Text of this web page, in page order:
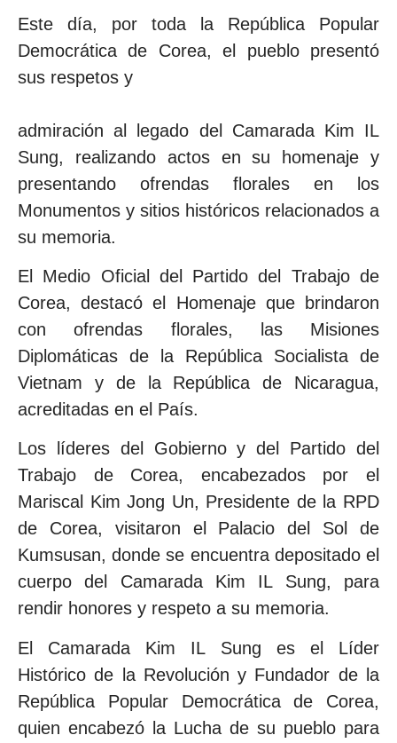
Este día, por toda la República Popular
Democrática de Corea, el pueblo presentó
sus respetos y
admiración al legado del Camarada Kim IL
Sung, realizando actos en su homenaje y
presentando ofrendas florales en los
Monumentos y sitios históricos relacionados a
su memoria.
El Medio Oficial del Partido del Trabajo de
Corea, destacó el Homenaje que brindaron
con ofrendas florales, las Misiones
Diplomáticas de la República Socialista de
Vietnam y de la República de Nicaragua,
acreditadas en el País.
Los líderes del Gobierno y del Partido del
Trabajo de Corea, encabezados por el
Mariscal Kim Jong Un, Presidente de la RPD
de Corea, visitaron el Palacio del Sol de
Kumsusan, donde se encuentra depositado el
cuerpo del Camarada Kim IL Sung, para
rendir honores y respeto a su memoria.
El Camarada Kim IL Sung es el Líder
Histórico de la Revolución y Fundador de la
República Popular Democrática de Corea,
quien encabezó la Lucha de su pueblo para